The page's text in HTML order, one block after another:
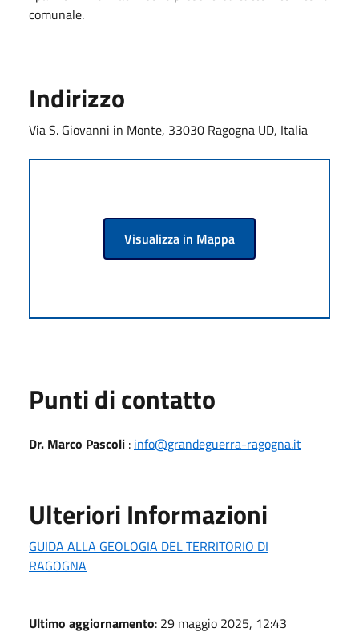
comunale.
Indirizzo
Via S. Giovanni in Monte, 33030 Ragogna UD, Italia
Visualizza in Mappa
Punti di contatto
Dr. Marco Pascoli : info@grandeguerra-ragogna.it
Ulteriori Informazioni
GUIDA ALLA GEOLOGIA DEL TERRITORIO DI
RAGOGNA
Ultimo aggiornamento: 29 maggio 2025, 12:43